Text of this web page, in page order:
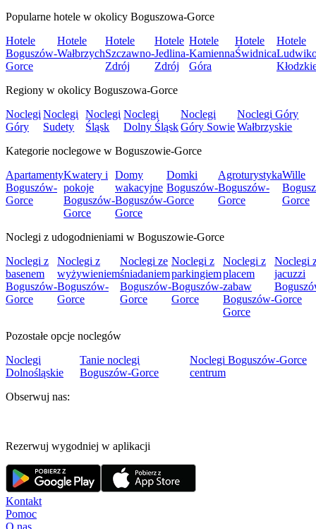
Popularne hotele w okolicy Boguszowa-Gorce
Hotele
Boguszów-
Gorce
Hotele
Wałbrzych
Hotele
Szczawno-
Zdrój
Hotele
Jedlina-
Zdrój
Hotele
Kamienna
Góra
Hotele
Świdnica
Hotele
Regiony w okolicy Boguszowa-Gorce
Noclegi
Góry
Noclegi
Sudety
Noclegi
Śląsk
Noclegi
Dolny Śląsk
Noclegi
Góry Sowie
Noclegi Góry
Wałbrzyskie
Kategorie noclegowe w Boguszowie-Gorce
Apartamenty
Boguszów-
Gorce
Kwatery i
pokoje
Boguszów-
Gorce
Domy
wakacyjne
Boguszów-
Gorce
Domki
Boguszów-
Gorce
Agroturystyka
Boguszów-
Gorce
Wille
Gorce
Noclegi z udogodnieniami w Boguszowie-Gorce
Noclegi z
basenem
Boguszów-
Gorce
Noclegi z
wyżywieniem
Boguszów-
Gorce
Noclegi ze
śniadaniem
Boguszów-
Gorce
Noclegi z
parkingiem
Boguszów-
Gorce
Noclegi z
placem
zabaw
Boguszów-
Gorce
Noclegi
jacuzzi
Gorce
Pozostałe opcje noclegów
Noclegi
Dolnośląskie
Tanie noclegi
Boguszów-Gorce
Noclegi Boguszów-Gorce
centrum
Obserwuj nas:
Rezerwuj wygodniej w aplikacji
Kontakt
Pomoc